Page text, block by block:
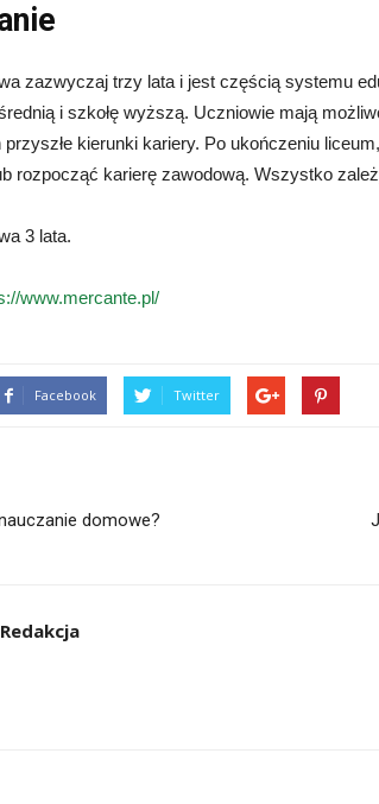
zazwyczaj trzy lata i jest częścią systemu
i szkołę wyższą. Uczniowie mają
przyszłe kierunki kariery. Po ukończeniu
rozpocząć karierę zawodową. Wszystko
3 lata.
www.mercante.pl/
Facebook Twitter
domowe?
Redakcja